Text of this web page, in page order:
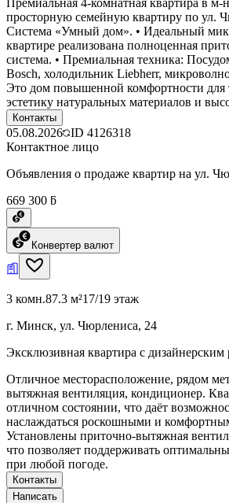
просторную семейную квартиру по ул.
Система «Умный дом». • Идеальный
квартире реализована полноценная
система. • Премиальная техника:
Bosch, холодильник Liebherr,
Это дом повышенной комфортности для
эстетику натуральных материалов и
Контакты
05.08.2026 ID 4126318
Контактное лицо
Объявления о продаже квартир на ул.
669 300 ƃ
Конвертер валют
3 комн.87.3 м²17/19 этаж
г. Минск, ул. Чюрлениса, 24
Эксклюзивная квартира с дизайнерским
Отличное месторасположение, рядом
вытяжная вентиляция, кондиционер.
отличном состоянии, что даёт
наслаждаться роскошными и
Установлены приточно-вытяжная
что позволяет поддерживать
при любой погоде.
Контакты
Написать